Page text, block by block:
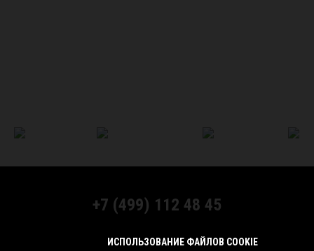
+7 (499) 112 48 45
МЫ В СОЦСЕТЯХ:
ИСПОЛЬЗОВАНИЕ ФАЙЛОВ COOKIE